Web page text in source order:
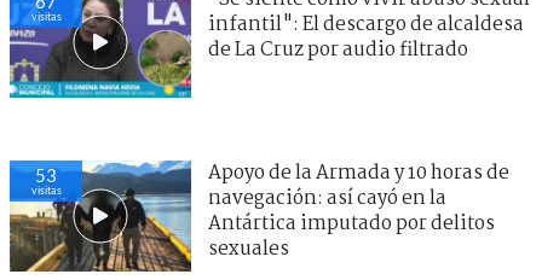
visitas
infantil": El descargo de alcaldesa
de La Cruz por audio filtrado
53
visitas
Apoyo de la Armada y 10 horas de
navegación: así cayó en la
Antártica imputado por delitos
sexuales